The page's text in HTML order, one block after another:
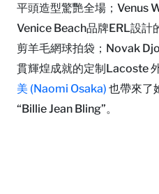
平頭造型驚艷全場；Venus
Venice Beach品牌ERL設計
剪羊毛網球拍袋；Novak
貫輝煌成就的定制Lacoste
美 (Naomi Osaka) 也帶來了
“Billie Jean Bling”。